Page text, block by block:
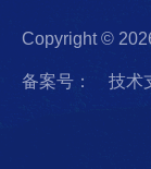
Copyright ©
备案号： 技术